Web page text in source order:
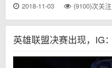
2018-11-03 (9100)次关注